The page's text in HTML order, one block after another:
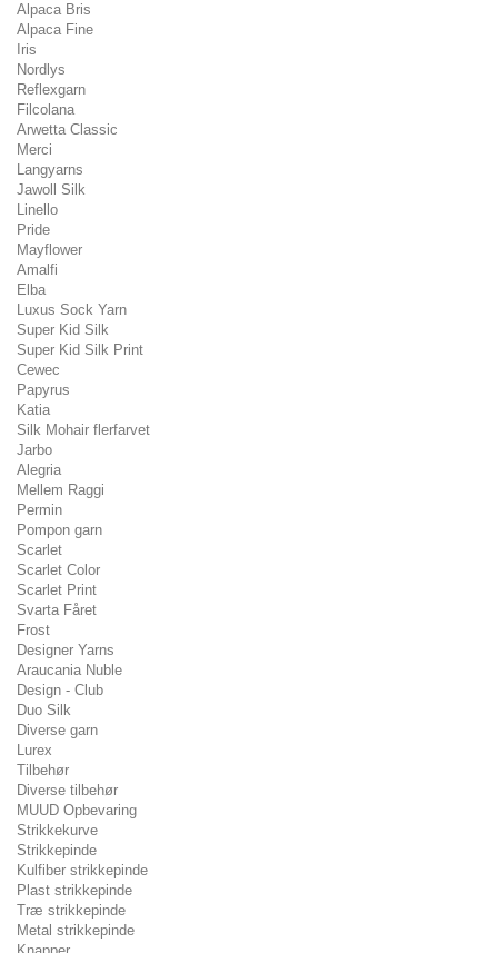
Alpaca Bris
Alpaca Fine
Iris
Nordlys
Reflexgarn
Filcolana
Arwetta Classic
Merci
Langyarns
Jawoll Silk
Linello
Pride
Mayflower
Amalfi
Elba
Luxus Sock Yarn
Super Kid Silk
Super Kid Silk Print
Cewec
Papyrus
Katia
Silk Mohair flerfarvet
Jarbo
Alegria
Mellem Raggi
Permin
Pompon garn
Scarlet
Scarlet Color
Scarlet Print
Svarta Fåret
Frost
Designer Yarns
Araucania Nuble
Design - Club
Duo Silk
Diverse garn
Lurex
Tilbehør
Diverse tilbehør
MUUD Opbevaring
Strikkekurve
Strikkepinde
Kulfiber strikkepinde
Plast strikkepinde
Træ strikkepinde
Metal strikkepinde